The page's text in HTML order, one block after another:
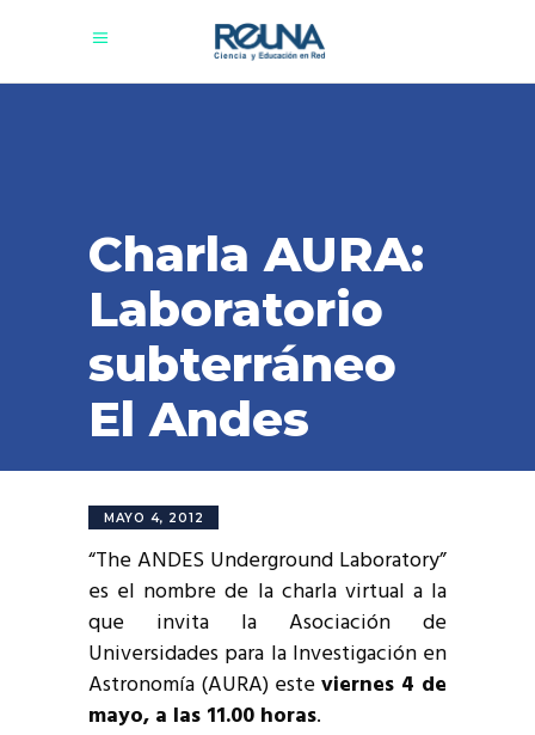
Charla AURA:
Laboratorio
subterráneo
El Andes
MAYO 4, 2012
“The ANDES Underground Laboratory”
es el nombre de la charla virtual a la
que invita la Asociación de
Universidades para la Investigación en
Astronomía (AURA) esteviernes 4 de
mayo, a las 11.00 horas.